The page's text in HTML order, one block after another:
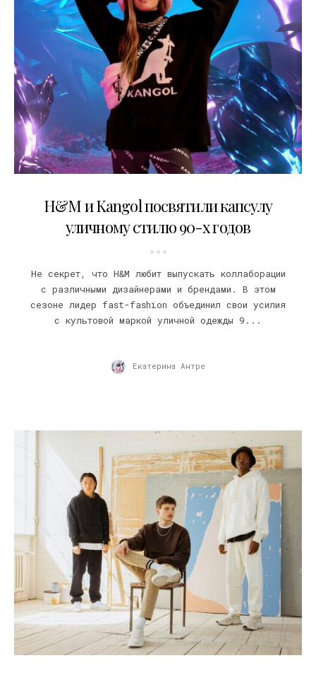
H&M и Kangol посвятили капсулу
уличному стилю 90-х годов
Не секрет, что H&M любит выпускать коллаборации
с различными дизайнерами и брендами. В этом
сезоне лидер fast-fashion объединил свои усилия
с культовой маркой уличной одежды 9...
Екатерина Антре